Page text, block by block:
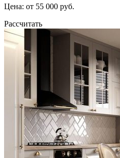
Цена: от 55 000 руб.
Рассчитать